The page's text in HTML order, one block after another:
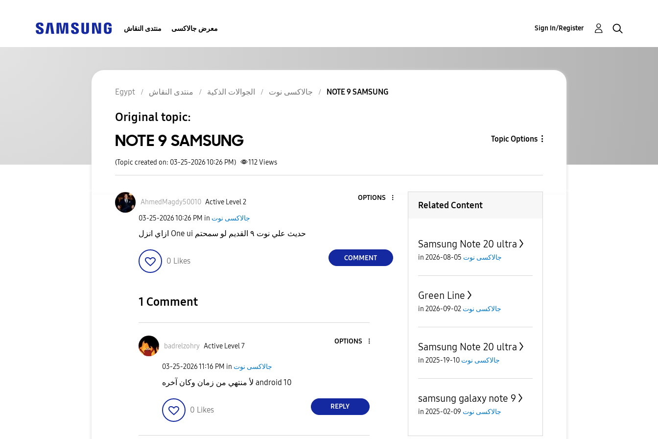
منتدى النقاش معرض جالاكسى Sign In/Register
Egypt منتدى النقاش الجوالات الذكية جالاكسى نوت NOTE 9 SAMSUNG
Original topic:
NOTE 9 SAMSUNG Topic Options
(Topic created on: 03-25-2026 10:26 PM) 112Views
AhmedMagdy50010 Active Level 2
OPTIONS
‎03-25-202610:26 PM in جالاكسى نوت
ازاي انزل One ui حديث علي نوت ٩ القديم لو سمحتم
0 Likes COMMENT
1 Comment
badrelzohry Active Level 7
OPTIONS
‎03-25-202611:16 PM in جالاكسى نوت
لأ منتهي من زمان وكان آخره android 10
0 Likes REPLY
Related Content
Samsung Note 20 ultra
in جالاكسى نوت 05-08-2026
Green Line
in جالاكسى نوت 02-09-2026
Samsung Note 20 ultra
in جالاكسى نوت 10-19-2025
samsung galaxy note 9
in جالاكسى نوت 09-02-2025